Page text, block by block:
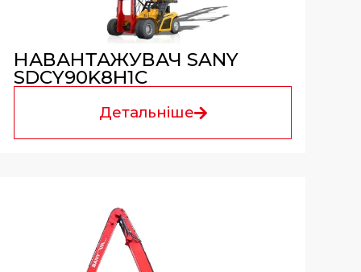
НАВАНТАЖУВАЧ SANY
SDCY90K8H1C
Детальніше